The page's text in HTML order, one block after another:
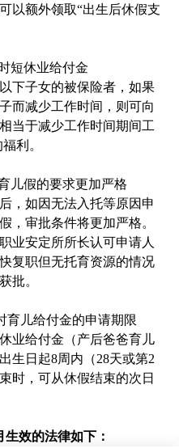
以额外领取“出生后休假支
短休业给付金
下子女的被保险者，如果
而减少工作时间，则可向
当于减少工作时间期间工
利。
儿假的要求更加严格
，如因无法入托等原因申
，审批条件将更加严格。
业安定所所长认可申请人
复职但无托育资源的情况
批。
育儿给付金的申请期限
业给付金（产后爸爸育儿
生日起8周内（28天或第2
时，可从休假结束的次日
生效的法律如下：